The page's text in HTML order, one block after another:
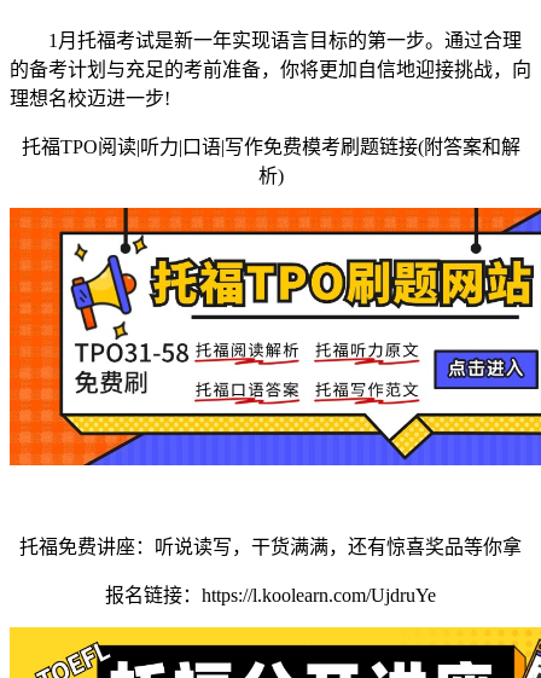
1月托福考试是新一年实现语言目标的第一步。通过合理
的备考计划与充足的考前准备，你将更加自信地迎接挑战，向
理想名校迈进一步!
托福TPO阅读|听力|口语|写作免费模考刷题链接(附答案和解
析)
托福免费讲座：听说读写，干货满满，还有惊喜奖品等你拿
报名链接：https://l.koolearn.com/UjdruYe